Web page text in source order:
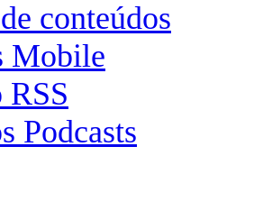
conteúdos
Mobile
RSS
Podcasts